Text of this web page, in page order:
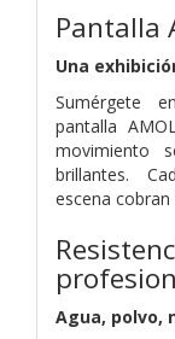
Pantalla
Una
Sumérgete
pantalla
movimiento
brillantes.
escena
Agua, polvo,